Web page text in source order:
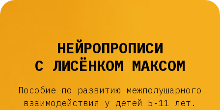
НЕЙРОПРОПИСИ
С ЛИСЁНКОМ МАКСОМ
Пособие по развитию межполушарного
взаимодействия у детей 5-11 лет.